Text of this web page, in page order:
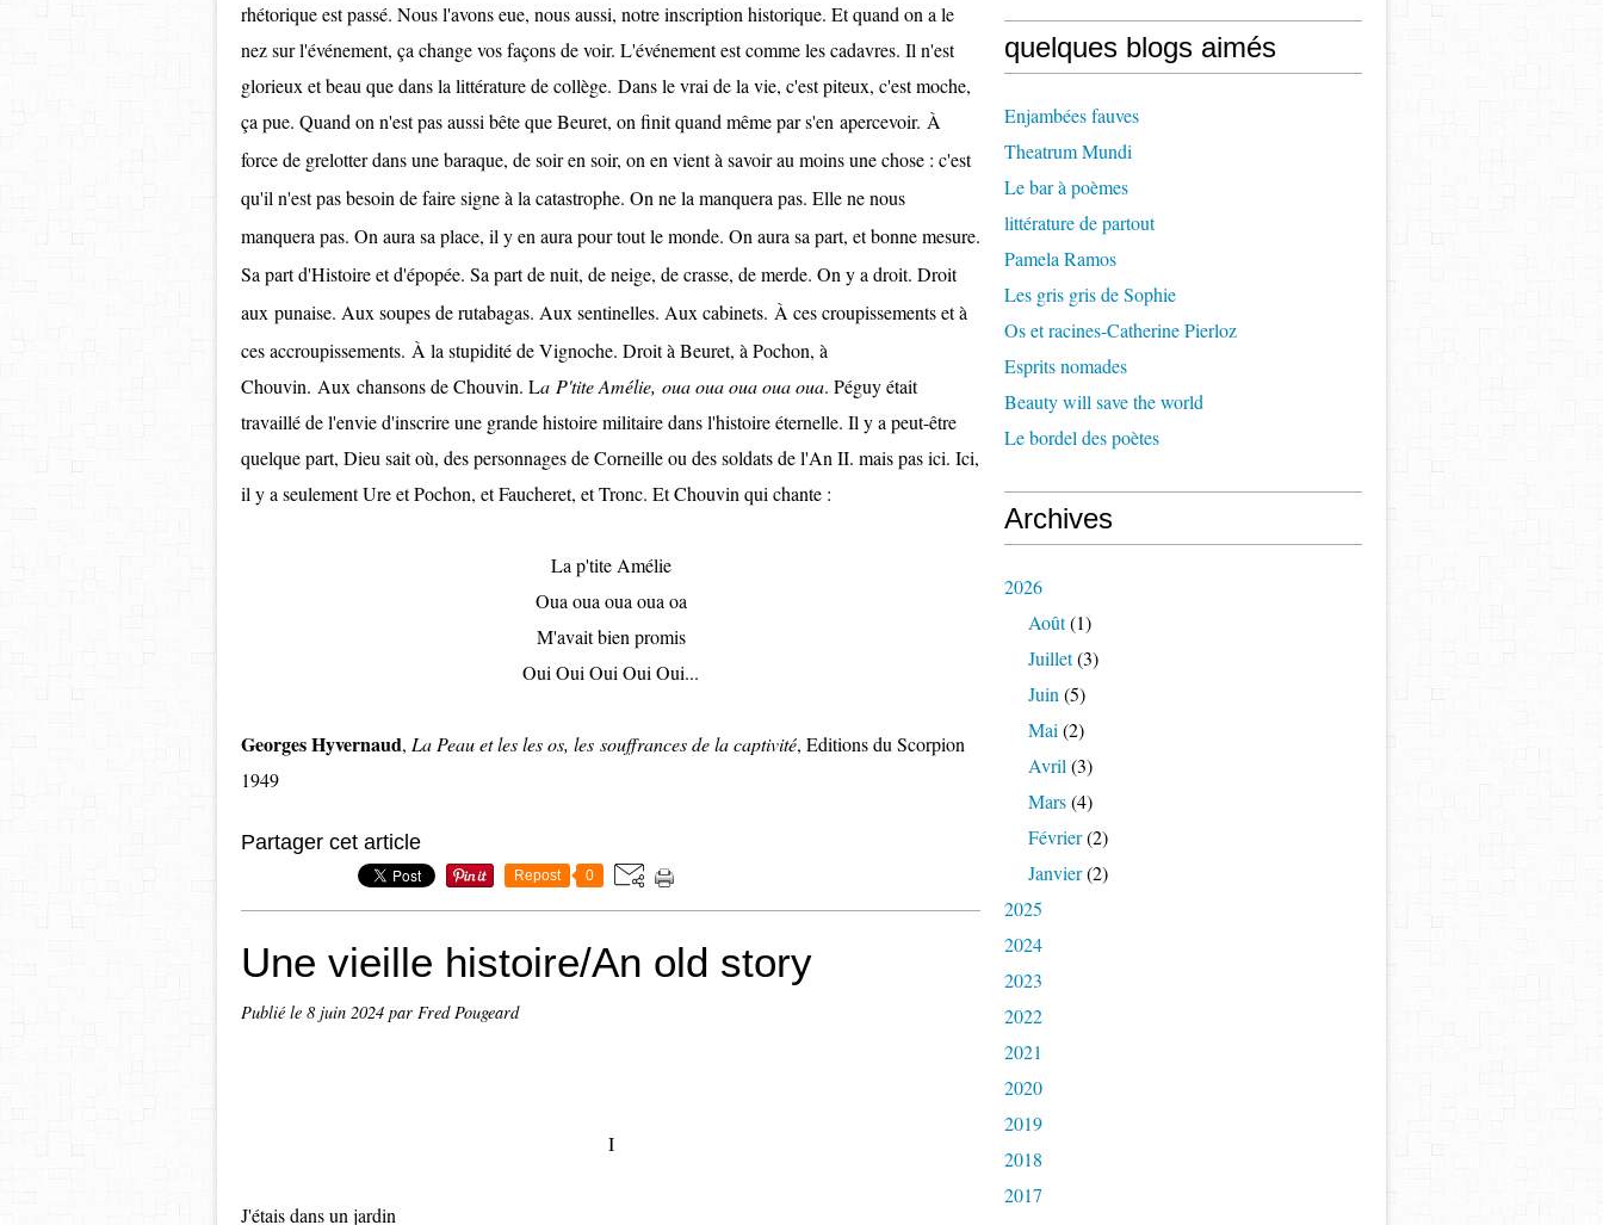
rhétorique est passé. Nous l'avons eue, nous aussi, notre inscription historique. Et quand on a le
nez sur l'événement, ça change vos façons de voir. L'événement est comme les cadavres. Il n'est
glorieux et beau que dans la littérature de collège. Dans le vrai de la vie, c'est piteux, c'est moche,
ça pue. Quand on n'est pas aussi bête que Beuret, on finit quand même par s'en apercevoir. À
force de grelotter dans une baraque, de soir en soir, on en vient à savoir au moins une chose : c'est
qu'il n'est pas besoin de faire signe à la catastrophe. On ne la manquera pas. Elle ne nous
manquera pas. On aura sa place, il y en aura pour tout le monde. On aura sa part, et bonne mesure.
Sa part d'Histoire et d'épopée. Sa part de nuit, de neige, de crasse, de merde. On y a droit. Droit
aux punaise. Aux soupes de rutabagas. Aux sentinelles. Aux cabinets. À ces croupissements et à
ces accroupissements. À la stupidité de Vignoche. Droit à Beuret, à Pochon, à
Chouvin. Aux chansons de Chouvin. La P'tite Amélie, oua oua oua oua oua. Péguy était
travaillé de l'envie d'inscrire une grande histoire militaire dans l'histoire éternelle. Il y a peut-être
quelque part, Dieu sait où, des personnages de Corneille ou des soldats de l'An II. mais pas ici. Ici,
il y a seulement Ure et Pochon, et Faucheret, et Tronc. Et Chouvin qui chante :
La p'tite Amélie
Oua oua oua oua oa
M'avait bien promis
Oui Oui Oui Oui Oui...
Georges Hyvernaud, La Peau et les les os, les souffrances de la captivité, Editions du Scorpion
1949
Partager cet article
Repost 0
Une vieille histoire/An old story
Publié le 8 juin 2024 par Fred Pougeard
I
J'étais dans un jardin
quelques blogs aimés
Enjambées fauves
Theatrum Mundi
Le bar à poèmes
littérature de partout
Pamela Ramos
Les gris gris de Sophie
Os et racines-Catherine Pierloz
Esprits nomades
Beauty will save the world
Le bordel des poètes
Archives
2026
Août(1)
Juillet(3)
Juin (5)
Mai (2)
Avril (3)
Mars(4)
Février(2)
Janvier(2)
2025
2024
2023
2022
2021
2020
2019
2018
2017